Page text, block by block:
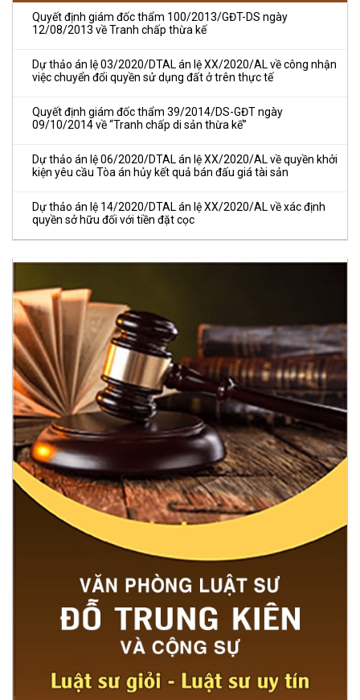
Quyết định giám đốc thẩm 100/2013/GĐT-DS ngày
12/08/2013 về Tranh chấp thừa kế
Dự thảo án lệ 03/2020/DTAL án lệ XX/2020/AL về công nhận
việc chuyển đổi quyền sử dụng đất ở trên thực tế
Quyết định giám đốc thẩm 39/2014/DS-GĐT ngày
09/10/2014 về “Tranh chấp di sản thừa kế”
Dự thảo án lệ 06/2020/DTAL án lệ XX/2020/AL về quyền khởi
kiện yêu cầu Tòa án hủy kết quả bán đấu giá tài sản
Dự thảo án lệ 14/2020/DTAL án lệ XX/2020/AL về xác định
quyền sở hữu đối với tiền đặt cọc